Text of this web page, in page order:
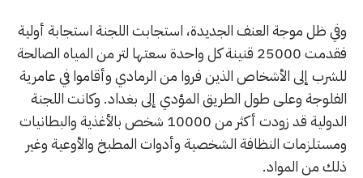
وفي ظل موجة العنف الجديدة، استجابت اللجنة استجابة أولية
فقدمت 25000 قنينة كل واحدة سعتها لتر من المياه الصالحة
للشرب إلى الأشخاص الذين فروا من الرمادي وأقاموا في عامرية
الفلوجة وعلى طول الطريق المؤدي إلى بغداد. وكانت اللجنة
الدولية قد زودت أكثر من 10000 شخص بالأغذية والبطانيات
ومستلزمات النظافة الشخصية وأدوات المطبخ والأوعية وغير
ذلك من المواد.